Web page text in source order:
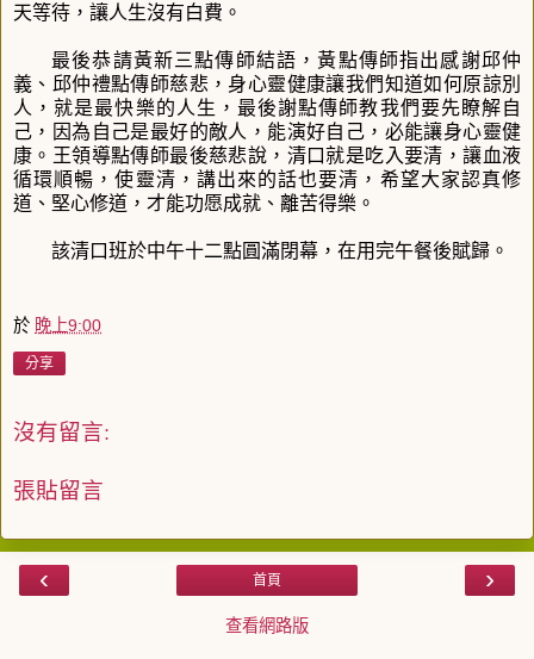
天等待，讓人生沒有白費。
最後恭請黃新三點傳師結語，黃點傳師指出感謝邱仲
義、邱仲禮點傳師慈悲，身心靈健康讓我們知道如何原諒別
人，就是最快樂的人生，最後謝點傳師教我們要先瞭解自
己，因為自己是最好的敵人，能演好自己，必能讓身心靈健
康。王領導點傳師最後慈悲說，清口就是吃入要清，讓血液
循環順暢，使靈清，講出來的話也要清，希望大家認真修
道、堅心修道，才能功愿成就、離苦得樂。
該清口班於中午十二點圓滿閉幕，在用完午餐後賦歸。
於 晚上9:00
分享
沒有留言:
張貼留言
‹ ›
首頁
查看網路版